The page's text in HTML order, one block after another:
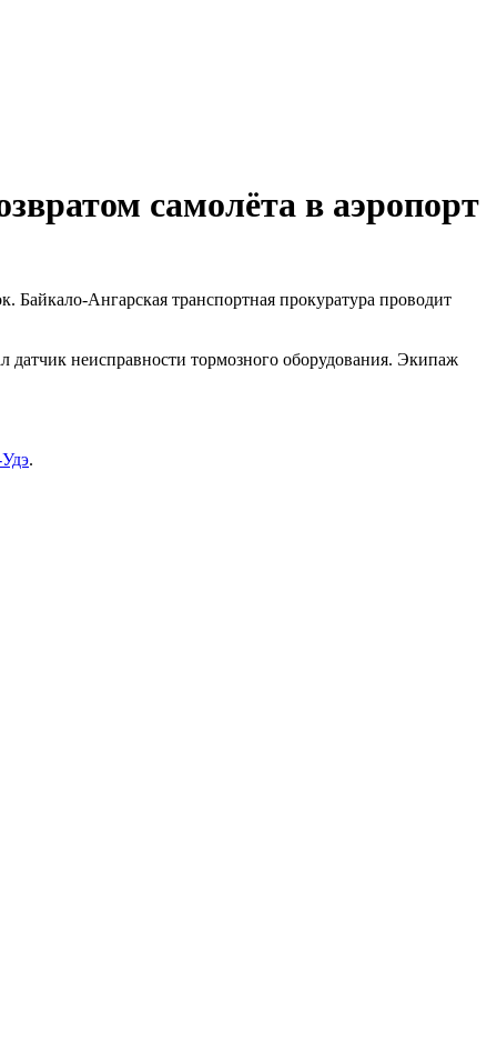
самолёта в аэропорт
Байкало-Ангарская транспортная прокуратура проводит
датчик неисправности тормозного оборудования. Экипаж
.